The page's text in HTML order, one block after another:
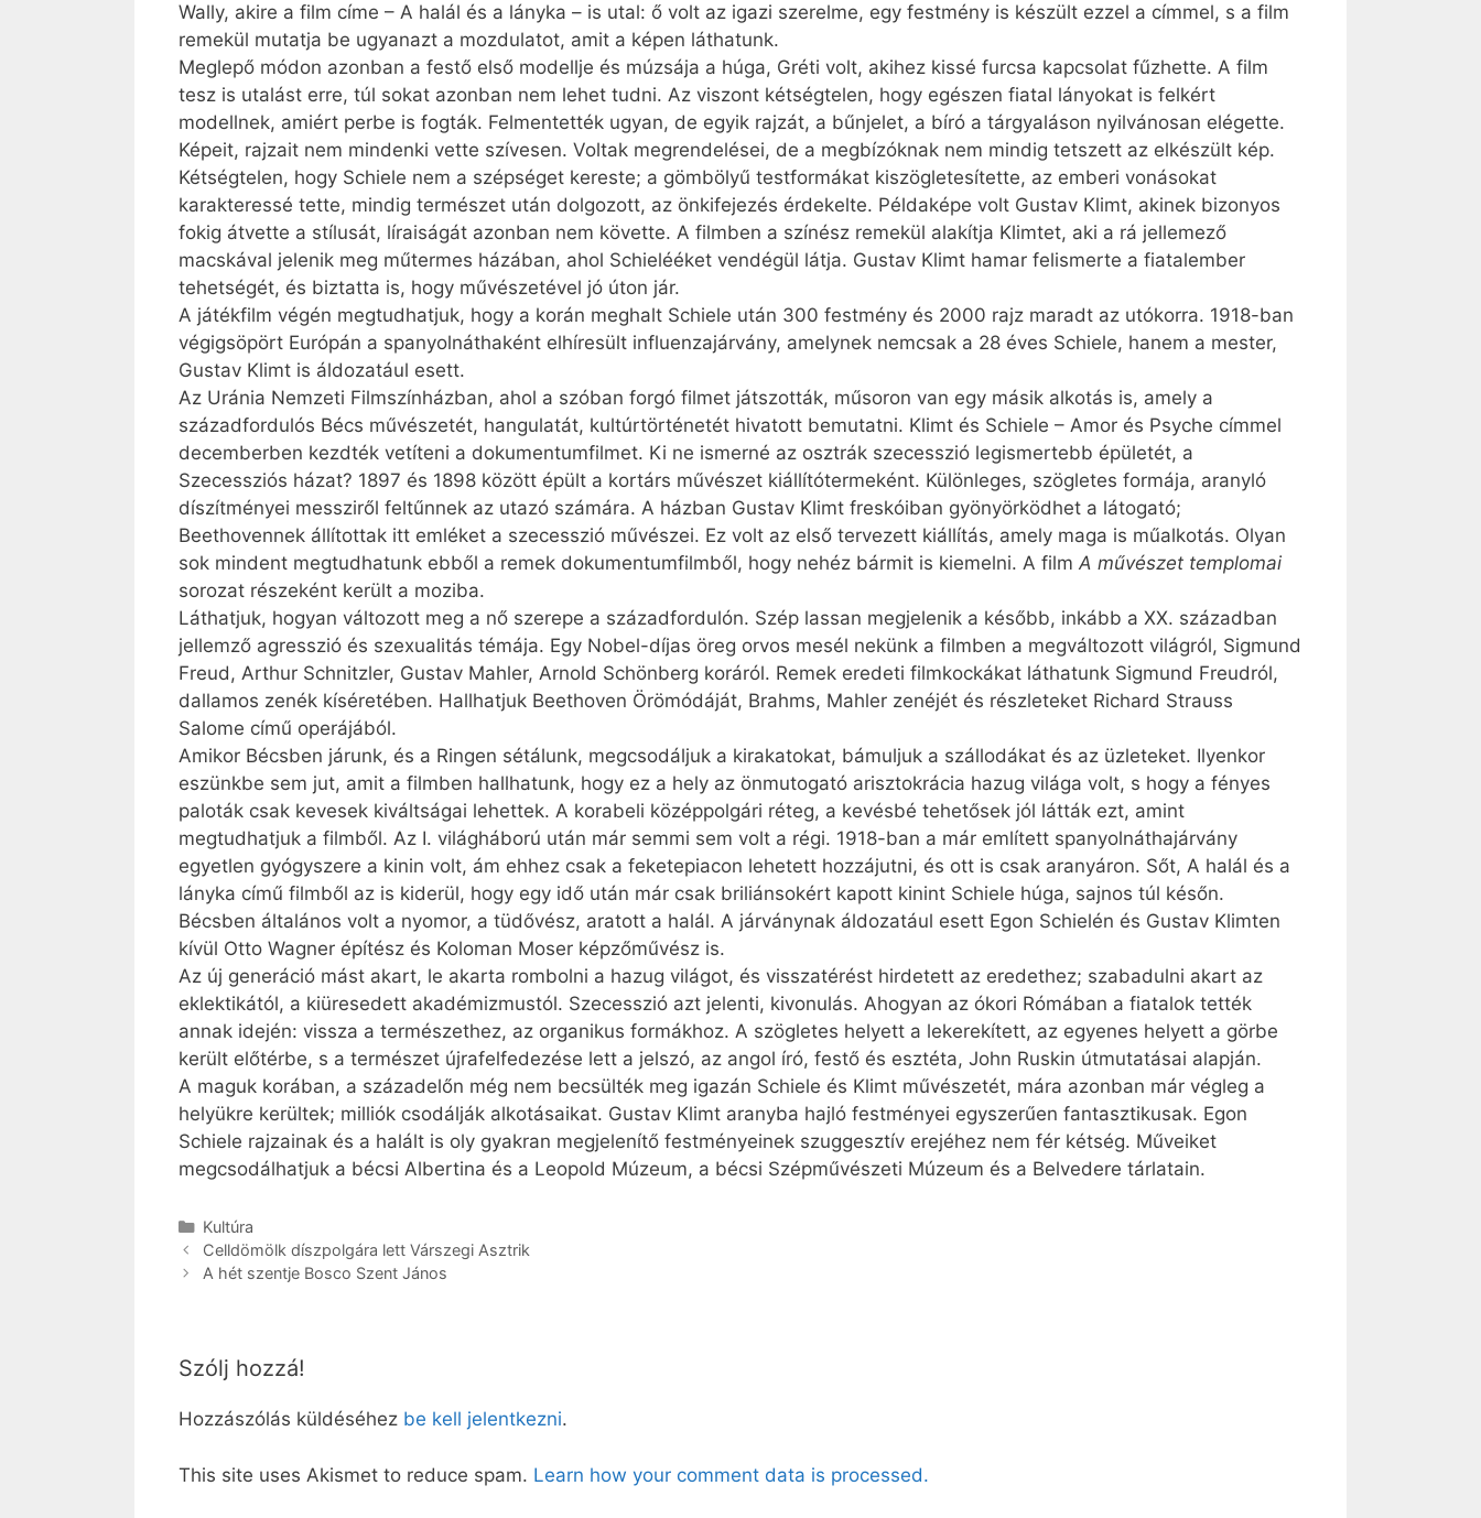
Wally, akire a film címe – A halál és a lányka – is utal: ő volt az igazi szerelme, egy festmény is készült ezzel a címmel, s a film
remekül mutatja be ugyanazt a mozdulatot, amit a képen láthatunk.
Meglepő módon azonban a festő első modellje és múzsája a húga, Gréti volt, akihez kissé furcsa kapcsolat fűzhette. A film
tesz is utalást erre, túl sokat azonban nem lehet tudni. Az viszont kétségtelen, hogy egészen fiatal lányokat is felkért
modellnek, amiért perbe is fogták. Felmentették ugyan, de egyik rajzát, a bűnjelet, a bíró a tárgyaláson nyilvánosan elégette.
Képeit, rajzait nem mindenki vette szívesen. Voltak megrendelései, de a megbízóknak nem mindig tetszett az elkészült kép.
Kétségtelen, hogy Schiele nem a szépséget kereste; a gömbölyű testformákat kiszögletesítette, az emberi vonásokat
karakteressé tette, mindig természet után dolgozott, az önkifejezés érdekelte. Példaképe volt Gustav Klimt, akinek bizonyos
fokig átvette a stílusát, líraiságát azonban nem követte. A filmben a színész remekül alakítja Klimtet, aki a rá jellemező
macskával jelenik meg műtermes házában, ahol Schielééket vendégül látja. Gustav Klimt hamar felismerte a fiatalember
tehetségét, és biztatta is, hogy művészetével jó úton jár.
A játékfilm végén megtudhatjuk, hogy a korán meghalt Schiele után 300 festmény és 2000 rajz maradt az utókorra. 1918-ban
végigsöpört Európán a spanyolnáthaként elhíresült influenzajárvány, amelynek nemcsak a 28 éves Schiele, hanem a mester,
Gustav Klimt is áldozatául esett.
Az Uránia Nemzeti Filmszínházban, ahol a szóban forgó filmet játszották, műsoron van egy másik alkotás is, amely a
századfordulós Bécs művészetét, hangulatát, kultúrtörténetét hivatott bemutatni. Klimt és Schiele – Amor és Psyche címmel
decemberben kezdték vetíteni a dokumentumfilmet. Ki ne ismerné az osztrák szecesszió legismertebb épületét, a
Szecessziós házat? 1897 és 1898 között épült a kortárs művészet kiállítótermeként. Különleges, szögletes formája, aranyló
díszítményei messziről feltűnnek az utazó számára. A házban Gustav Klimt freskóiban gyönyörködhet a látogató;
Beethovennek állítottak itt emléket a szecesszió művészei. Ez volt az első tervezett kiállítás, amely maga is műalkotás. Olyan
sok mindent megtudhatunk ebből a remek dokumentumfilmből, hogy nehéz bármit is kiemelni. A film A művészet templomai
sorozat részeként került a moziba.
Láthatjuk, hogyan változott meg a nő szerepe a századfordulón. Szép lassan megjelenik a később, inkább a XX. században
jellemző agresszió és szexualitás témája. Egy Nobel-díjas öreg orvos mesél nekünk a filmben a megváltozott világról, Sigmund
Freud, Arthur Schnitzler, Gustav Mahler, Arnold Schönberg koráról. Remek eredeti filmkockákat láthatunk Sigmund Freudról,
dallamos zenék kíséretében. Hallhatjuk Beethoven Örömódáját, Brahms, Mahler zenéjét és részleteket Richard Strauss
Salome című operájából.
Amikor Bécsben járunk, és a Ringen sétálunk, megcsodáljuk a kirakatokat, bámuljuk a szállodákat és az üzleteket. Ilyenkor
eszünkbe sem jut, amit a filmben hallhatunk, hogy ez a hely az önmutogató arisztokrácia hazug világa volt, s hogy a fényes
paloták csak kevesek kiváltságai lehettek. A korabeli középpolgári réteg, a kevésbé tehetősek jól látták ezt, amint
megtudhatjuk a filmből. Az I. világháború után már semmi sem volt a régi. 1918-ban a már említett spanyolnáthajárvány
egyetlen gyógyszere a kinin volt, ám ehhez csak a feketepiacon lehetett hozzájutni, és ott is csak aranyáron. Sőt, A halál és a
lányka című filmből az is kiderül, hogy egy idő után már csak briliánsokért kapott kinint Schiele húga, sajnos túl későn.
Bécsben általános volt a nyomor, a tüdővész, aratott a halál. A járványnak áldozatául esett Egon Schielén és Gustav Klimten
kívül Otto Wagner építész és Koloman Moser képzőművész is.
Az új generáció mást akart, le akarta rombolni a hazug világot, és visszatérést hirdetett az eredethez; szabadulni akart az
eklektikától, a kiüresedett akadémizmustól. Szecesszió azt jelenti, kivonulás. Ahogyan az ókori Rómában a fiatalok tették
annak idején: vissza a természethez, az organikus formákhoz. A szögletes helyett a lekerekített, az egyenes helyett a görbe
került előtérbe, s a természet újrafelfedezése lett a jelszó, az angol író, festő és esztéta, John Ruskin útmutatásai alapján.
A maguk korában, a századelőn még nem becsülték meg igazán Schiele és Klimt művészetét, mára azonban már végleg a
helyükre kerültek; milliók csodálják alkotásaikat. Gustav Klimt aranyba hajló festményei egyszerűen fantasztikusak. Egon
Schiele rajzainak és a halált is oly gyakran megjelenítő festményeinek szuggesztív erejéhez nem fér kétség. Műveiket
megcsodálhatjuk a bécsi Albertina és a Leopold Múzeum, a bécsi Szépművészeti Múzeum és a Belvedere tárlatain.
Kategória
Kultúra
Celldömölk díszpolgára lett Várszegi Asztrik
A hét szentje Bosco Szent János
Szólj hozzá!
Hozzászólás küldéséhez be kell jelentkezni.
This site uses Akismet to reduce spam. Learn how your comment data is processed.